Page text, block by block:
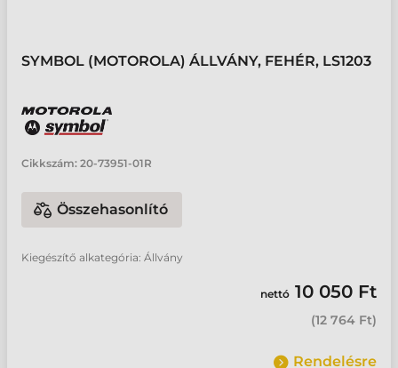
SYMBOL (MOTOROLA) ÁLLVÁNY, FEHÉR, LS1203
Cikkszám: 20-73951-01R
Összehasonlító
Kiegészítő alkategória: Állvány
nettó 10 050 Ft
(12 764 Ft)
Rendelésre